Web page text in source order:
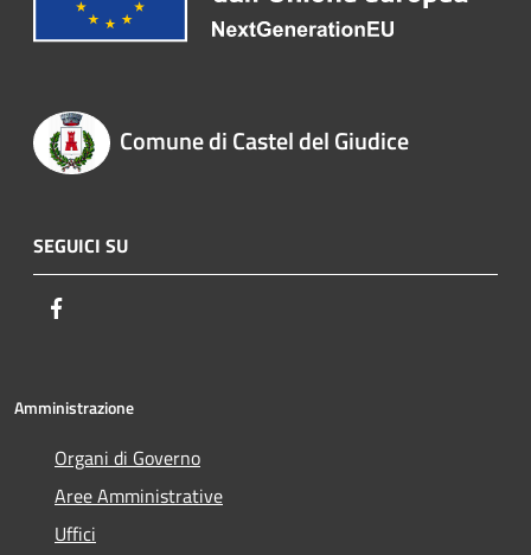
Comune di Castel del Giudice
SEGUICI SU
Amministrazione
Organi di Governo
Aree Amministrative
Uffici